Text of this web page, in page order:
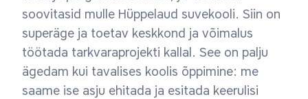
soovitasid mulle Hüppelaud suvekooli. Siin on
superäge ja toetav keskkond ja võimalus
töötada tarkvaraprojekti kallal. See on palju
ägedam kui tavalises koolis õppimine: me
saame ise asju ehitada ja esitada keerulisi